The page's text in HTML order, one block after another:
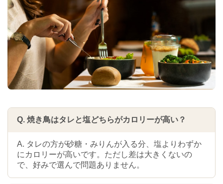
Q. 焼き鳥はタレと塩どちらがカロリーが高い？
A. タレの方が砂糖・みりんが入る分、塩よりわずか
にカロリーが高いです。ただし差は大きくないの
で、好みで選んで問題ありません。